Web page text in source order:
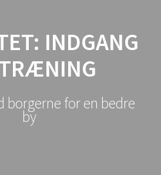
INDGANG
borgerne for en bedre
by